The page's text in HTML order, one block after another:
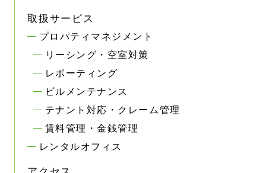
取扱サービス
プロパティマネジメント
リーシング・空室対策
レポーティング
ビルメンテナンス
テナント対応・クレーム管理
賃料管理・金銭管理
レンタルオフィス